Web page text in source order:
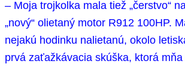
– Moja trojkolka mala tiež „čerstvo“
„nový“ olietaný motor R912 100HP.
nejakú hodinku nalietanú, okolo
prvá zaťažkávacia skúška, ktorá